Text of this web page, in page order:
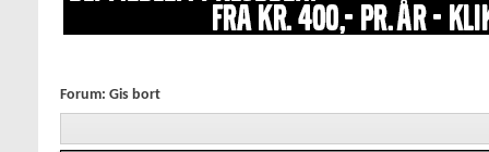
Forum: Gis bort